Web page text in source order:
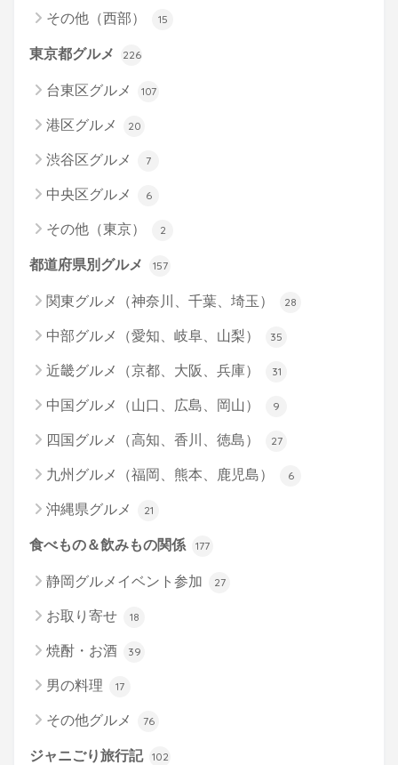
その他（西部） 15
東京都グルメ 226
台東区グルメ 107
港区グルメ 20
渋谷区グルメ 7
中央区グルメ 6
その他（東京） 2
都道府県別グルメ 157
関東グルメ（神奈川、千葉、埼玉） 28
中部グルメ（愛知、岐阜、山梨） 35
近畿グルメ（京都、大阪、兵庫） 31
中国グルメ（山口、広島、岡山） 9
四国グルメ（高知、香川、徳島） 27
九州グルメ（福岡、熊本、鹿児島） 6
沖縄県グルメ 21
食べもの＆飲みもの関係 177
静岡グルメイベント参加 27
お取り寄せ 18
焼酎・お酒 39
男の料理 17
その他グルメ 76
ジャニごり旅行記 102